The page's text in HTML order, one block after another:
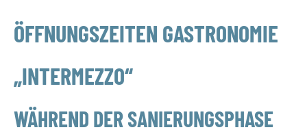
ÖFFNUNGSZEITEN GASTRONOMIE
„INTERMEZZO“
WÄHREND DER SANIERUNGSPHASE